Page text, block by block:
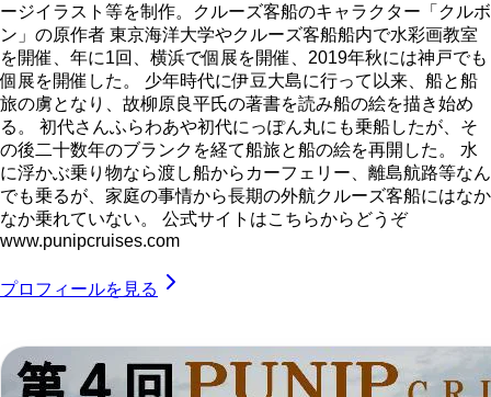
ージイラスト等を制作。クルーズ客船のキャラクター「クルボ
ン」の原作者 東京海洋大学やクルーズ客船船内で水彩画教室
を開催、年に1回、横浜で個展を開催、2019年秋には神戸でも
個展を開催した。 少年時代に伊豆大島に行って以来、船と船
旅の虜となり、故柳原良平氏の著書を読み船の絵を描き始め
る。 初代さんふらわあや初代にっぽん丸にも乗船したが、そ
の後二十数年のブランクを経て船旅と船の絵を再開した。 水
に浮かぶ乗り物なら渡し船からカーフェリー、離島航路等なん
でも乗るが、家庭の事情から長期の外航クルーズ客船にはなか
なか乗れていない。 公式サイトはこちらからどうぞ
www.punipcruises.com
プロフィールを見る